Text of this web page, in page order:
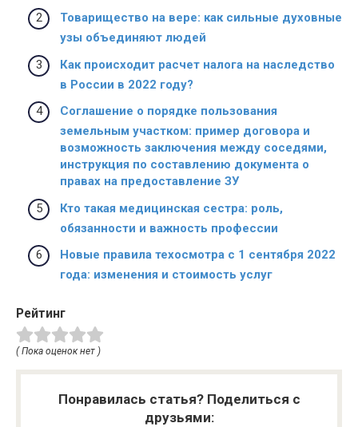
Товарищество на вере: как сильные духовные
узы объединяют людей
Как происходит расчет налога на наследство
в России в 2022 году?
Соглашение о порядке пользования
земельным участком: пример договора и
возможность заключения между соседями,
инструкция по составлению документа о
правах на предоставление ЗУ
Кто такая медицинская сестра: роль,
обязанности и важность профессии
Новые правила техосмотра с 1 сентября 2022
года: изменения и стоимость услуг
Рейтинг
( Пока оценок нет )
Понравилась статья? Поделиться с
друзьями: